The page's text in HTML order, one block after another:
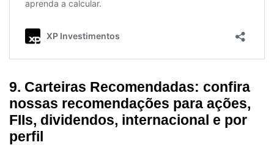
9. Carteiras Recomendadas: confira
nossas recomendações para ações,
FIIs, dividendos, internacional e por
perfil